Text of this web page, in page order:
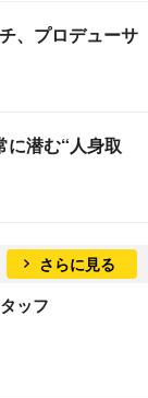
、プロデューサ
に潜む“人身取
さらに見る
ッフ